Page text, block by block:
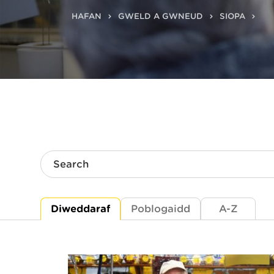
HAFAN GWELD A GWNEUD SIOPA
Search
Diweddaraf Poblogaidd A-Z